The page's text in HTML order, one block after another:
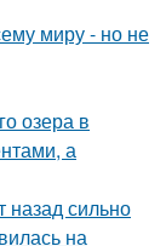
миру - но не
озера в
а
назад сильно
на